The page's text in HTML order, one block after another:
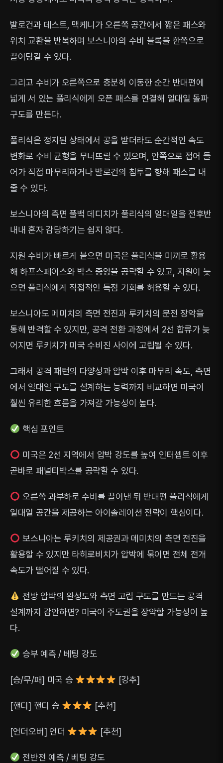
발로건과 데스트, 맥케니가 오른쪽 공간에서 짧은 패스와
위치 교환을 반복하며 보스니아의 수비 블록을 한쪽으로
끌어당길 수 있다.
그리고 수비가 오른쪽으로 충분히 이동한 순간 반대편에
넓게 서 있는 풀리식에게 오픈 패스를 연결해 일대일 돌파
구도를 만든다.
풀리식은 정지된 상태에서 공을 받더라도 순간적인 속도
변화로 수비 균형을 무너뜨릴 수 있으며, 안쪽으로 접어 들
어가 직접 마무리하거나 발로건의 침투를 향해 패스를 내
줄 수 있다.
보스니아의 측면 풀백 데디치가 풀리식의 일대일을 전후반
내내 혼자 감당하기는 쉽지 않다.
지원 수비가 빠르게 붙으면 미국은 풀리식을 미끼로 활용
해 하프스페이스와 박스 중앙을 공략할 수 있고, 지원이 늦
으면 풀리식에게 직접적인 득점 기회를 허용할 수 있다.
보스니아도 메미치의 측면 전진과 루키치의 문전 장악을
통해 반격할 수 있지만, 공격 전환 과정에서 2선 합류가 늦
어지면 루키치가 미국 수비진 사이에 고립될 수 있다.
그래서 공격 패턴의 다양성과 압박 이후 마무리 속도, 측면
에서 일대일 구도를 설계하는 능력까지 비교하면 미국이
훨씬 유리한 흐름을 가져갈 가능성이 높다.
핵심 포인트
미국은 2선 지역에서 압박 강도를 높여 인터셉트 이후
곧바로 패널티박스를 공략할 수 있다.
오른쪽 과부하로 수비를 끌어낸 뒤 반대편 풀리식에게
일대일 공간을 제공하는 아이솔레이션 전략이 핵심이다.
보스니아는 루키치의 제공권과 메미치의 측면 전진을
활용할 수 있지만 타히로비치가 압박에 묶이면 전체 전개
속도가 떨어질 수 있다.
전방 압박의 완성도와 측면 고립 구도를 만드는 공격
설계까지 감안하면? 미국이 주도권을 장악할 가능성이 높
다.
승부 예측 / 베팅 강도
[승/무/패] 미국 승 [강추]
[핸디] 핸디 승 [추천]
[언더오버] 언더 [추천]
전반전 예측 / 베팅 강도